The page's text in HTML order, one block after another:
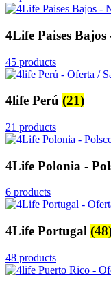
4Life Paises
45 products
4life Perú (21)
21 products
4Life Polonia -
6 products
4Life Portugal
48 products